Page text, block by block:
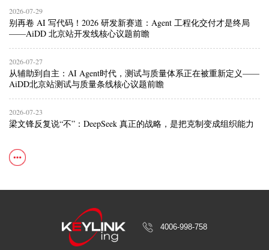
2026-07-29
别再卷 AI 写代码！2026 研发新赛道：Agent 工程化交付才是终局
——AiDD 北京站开发线核心议题前瞻
2026-07-27
从辅助到自主：AI Agent时代，测试与质量体系正在被重新定义——
AiDD北京站测试与质量条线核心议题前瞻
2026-07-23
梁文锋反复说“不”：DeepSeek 真正的战略，是把克制变成组织能力
4006-998-758